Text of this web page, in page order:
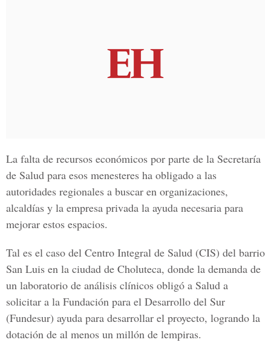
La falta de recursos económicos por parte de la Secretaría
de Salud para esos menesteres ha obligado a las
autoridades regionales a buscar en organizaciones,
alcaldías y la empresa privada la ayuda necesaria para
mejorar estos espacios.
Tal es el caso del Centro Integral de Salud (CIS) del barrio
San Luis en la ciudad de Choluteca, donde la demanda de
un laboratorio de análisis clínicos obligó a Salud a
solicitar a la Fundación para el Desarrollo del Sur
(Fundesur) ayuda para desarrollar el proyecto, logrando la
dotación de al menos un millón de lempiras.